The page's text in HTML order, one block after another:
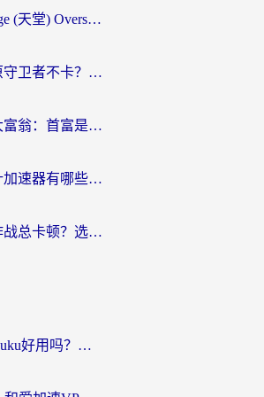
How to Play Lineage (天堂) Overseas? The Ultimate Guide to Choosing the Best Chinese Server Game Accelerator (在国外打天堂加速器)
在国外怎么打冰原守卫者不卡？留学生亲测的国服游戏加速指南
韩国怎么玩金币大富翁：首富是谁？海外党国服游戏加速全攻略
北美玩战双帕弥什加速器有哪些？海外党亲测好用的国服加速指南
在英国打球球大作战总卡顿？选对加速器让你告别延迟（附实测攻略）
迅游和Unblock Youku好用吗？海外党亲测：3个维度教你选对回国加速器